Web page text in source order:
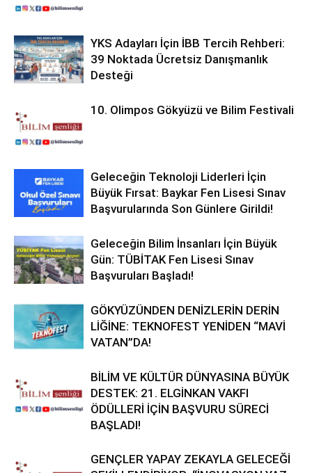
YKS Adayları İçin İBB Tercih Rehberi:
39 Noktada Ücretsiz Danışmanlık
Desteği
10. Olimpos Gökyüzü ve Bilim Festivali
Geleceğin Teknoloji Liderleri İçin
Büyük Fırsat: Baykar Fen Lisesi Sınav
Başvurularında Son Günlere Girildi!
Geleceğin Bilim İnsanları İçin Büyük
Gün: TÜBİTAK Fen Lisesi Sınav
Başvuruları Başladı!
GÖKYÜZÜNDEN DENİZLERİN DERİN
LİĞİNE: TEKNOFEST YENİDEN “MAVİ
VATAN”DA!
BİLİM VE KÜLTÜR DÜNYASINA BÜYÜK
DESTEK: 21. ELGİNKAN VAKFI
ÖDÜLLERİ İÇİN BAŞVURU SÜRECİ
BAŞLADI!
GENÇLER YAPAY ZEKAYLA GELECEĞİ